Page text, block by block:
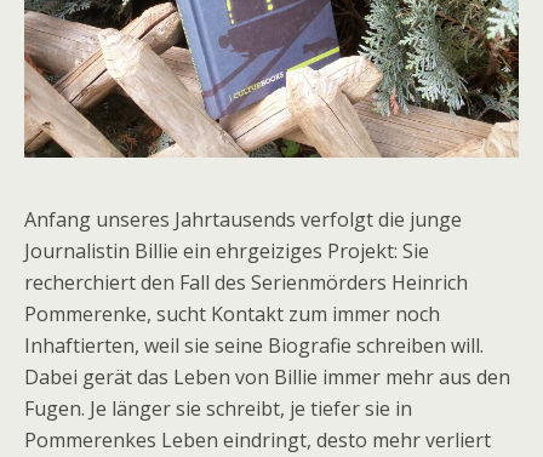
Anfang unseres Jahrtausends verfolgt die junge
Journalistin Billie ein ehrgeiziges Projekt: Sie
recherchiert den Fall des Serienmörders Heinrich
Pommerenke, sucht Kontakt zum immer noch
Inhaftierten, weil sie seine Biografie schreiben will.
Dabei gerät das Leben von Billie immer mehr aus den
Fugen. Je länger sie schreibt, je tiefer sie in
Pommerenkes Leben eindringt, desto mehr verliert